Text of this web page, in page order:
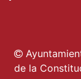
de la